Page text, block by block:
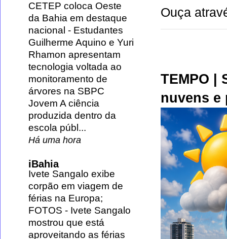
Ouça
TEMPO |
nuvens e
CETEP coloca Oeste
da Bahia em destaque
nacional - Estudantes
Guilherme Aquino e Yuri
Rhamon apresentam
tecnologia voltada ao
monitoramento de
árvores na SBPC
Jovem A ciência
produzida dentro da
escola públ...
Há uma hora
iBahia
Ivete Sangalo exibe
corpão em viagem de
férias na Europa;
FOTOS - Ivete Sangalo
mostrou que está
aproveitando as férias